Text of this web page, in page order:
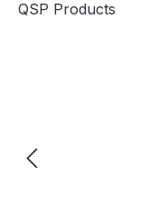
QSP Products